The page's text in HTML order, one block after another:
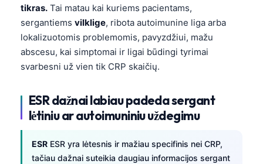
tikras. Tai matau kai kuriems pacientams,
sergantiems vilklige, ribota autoimunine liga arba
lokalizuotomis problemomis, pavyzdžiui, mažu
abscesu, kai simptomai ir ligai būdingi tyrimai
svarbesni už vien tik CRP skaičių.
ESR dažnai labiau padeda sergant
lėtiniu ar autoimuniniu uždegimu
ESR ESR yra lėtesnis ir mažiau specifinis nei CRP,
tačiau dažnai suteikia daugiau informacijos sergant